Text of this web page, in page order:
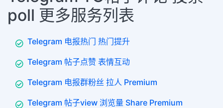
poll 更多服务列表
Telegram 电报热门 热门提升
Telegram 帖子点赞 表情互动
Telegram 电报群粉丝 拉人 Premium
Telegram 帖子view 浏览量 Share Premium